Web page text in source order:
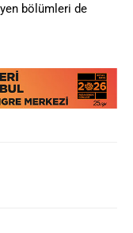
bölümleri de